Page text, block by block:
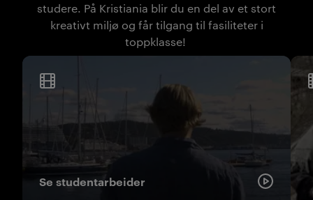
studere. På Kristiania blir du en del av et stort
kreativt miljø og får tilgang til fasiliteter i
toppklasse!
Se studentarbeider